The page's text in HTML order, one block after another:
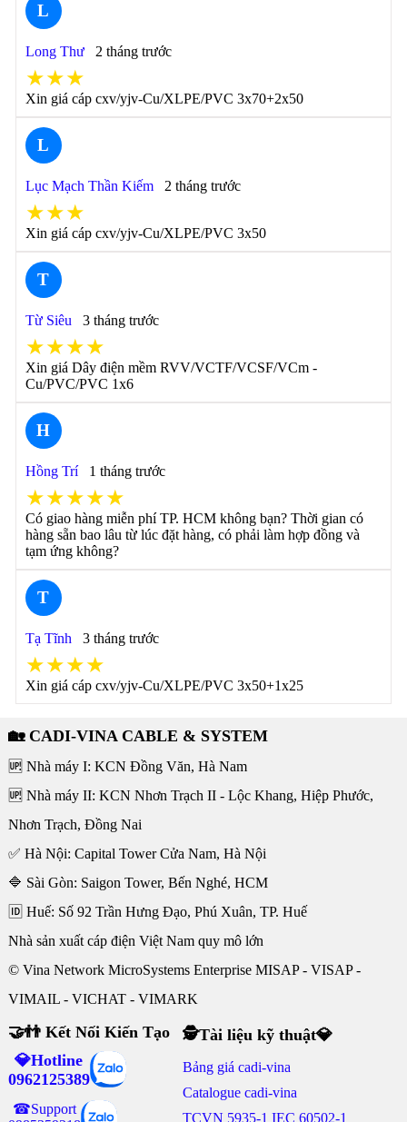
L
Long Thư 2 tháng trước
★★★
Xin giá cáp cxv/yjv-Cu/XLPE/PVC 3x70+2x50
L
Lục Mạch Thần Kiếm 2 tháng trước
★★★
Xin giá cáp cxv/yjv-Cu/XLPE/PVC 3x50
T
Từ Siêu 3 tháng trước
★★★★
Xin giá Dây điện mềm RVV/VCTF/VCSF/VCm -
Cu/PVC/PVC 1x6
H
Hồng Trí 1 tháng trước
★★★★★
Có giao hàng miễn phí TP. HCM không bạn? Thời gian có
hàng sẵn bao lâu từ lúc đặt hàng, có phải làm hợp đồng và
tạm ứng không?
T
Tạ Tĩnh 3 tháng trước
★★★★
Xin giá cáp cxv/yjv-Cu/XLPE/PVC 3x50+1x25
🏡 CADI-VINA CABLE & SYSTEM
🆙 Nhà máy I: KCN Đồng Văn, Hà Nam
🆙 Nhà máy II: KCN Nhơn Trạch II - Lộc Khang, Hiệp Phước,
Nhơn Trạch, Đồng Nai
✅ Hà Nội: Capital Tower Cửa Nam, Hà Nội
🔷 Sài Gòn: Saigon Tower, Bến Nghé, HCM
🆔 Huế: Số 92 Trần Hưng Đạo, Phú Xuân, TP. Huế
Nhà sản xuất cáp điện Việt Nam quy mô lớn
© Vina Network MicroSystems Enterprise MISAP - VISAP -
VIMAIL - VICHAT - VIMARK
🤝👬 Kết Nối Kiến Tạo
💎Hotline
0962125389
☎Support
🕵Tài liệu kỹ thuật💎
Bảng giá cadi-vina
Catalogue cadi-vina
TCVN 5935-1 IEC 60502-1